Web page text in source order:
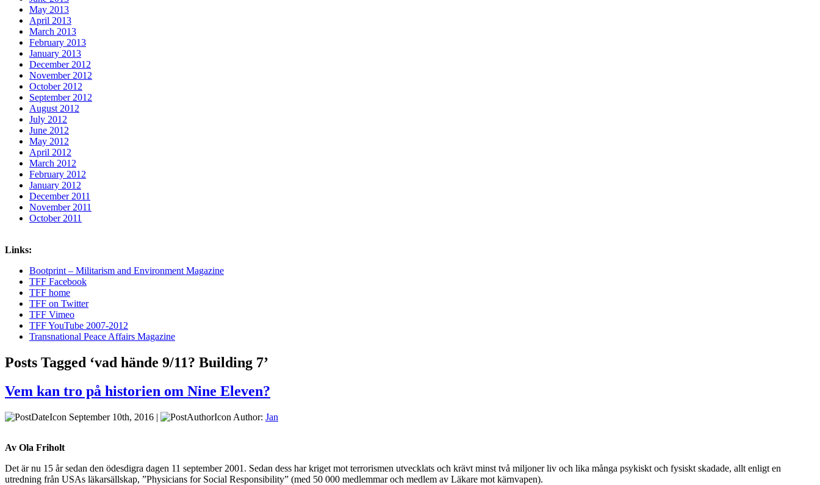
May 2013
April 2013
March 2013
February 2013
January 2013
December 2012
November 2012
October 2012
September 2012
August 2012
July 2012
June 2012
May 2012
April 2012
March 2012
February 2012
January 2012
December 2011
November 2011
October 2011
Links:
Bootprint – Militarism and Environment Magazine
TFF Facebook
TFF home
TFF on Twitter
TFF Vimeo
TFF YouTube 2007-2012
Transnational Peace Affairs Magazine
Posts Tagged ‘vad hände 9/11? Building 7’
Vem kan tro på historien om Nine Eleven?
September 10th, 2016 | Author: Jan
Av Ola Friholt
Det är nu 15 år sedan den ödesdigra dagen 11 september 2001. Sedan dess har kriget mot terrorismen utvecklats och krävt minst två miljoner liv och lika många psykiskt och fysiskt skadade, allt enligt en
utredning från USAs läkarsällskap, ”Physicians for Social Responsibility” (med 50 000 medlemmar och medlem av Läkare mot kärnvapen).